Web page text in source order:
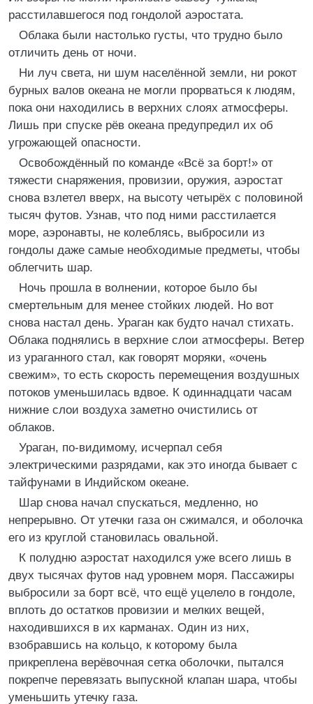
расстилавшегося под гондолой аэростата.
Облака были настолько густы, что трудно было
отличить день от ночи.
Ни луч света, ни шум населённой земли, ни рокот
бурных валов океана не могли прорваться к людям,
пока они находились в верхних слоях атмосферы.
Лишь при спуске рёв океана предупредил их об
угрожающей опасности.
Освобождённый по команде «Всё за борт!» от
тяжести снаряжения, провизии, оружия, аэростат
снова взлетел вверх, на высоту четырёх с половиной
тысяч футов. Узнав, что под ними расстилается
море, аэронавты, не колеблясь, выбросили из
гондолы даже самые необходимые предметы, чтобы
облегчить шар.
Ночь прошла в волнении, которое было бы
смертельным для менее стойких людей. Но вот
снова настал день. Ураган как будто начал стихать.
Облака поднялись в верхние слои атмосферы. Ветер
из ураганного стал, как говорят моряки, «очень
свежим», то есть скорость перемещения воздушных
потоков уменьшилась вдвое. К одиннадцати часам
нижние слои воздуха заметно очистились от
облаков.
Ураган, по-видимому, исчерпал себя
электрическими разрядами, как это иногда бывает с
тайфунами в Индийском океане.
Шар снова начал спускаться, медленно, но
непрерывно. От утечки газа он сжимался, и оболочка
его из круглой становилась овальной.
К полудню аэростат находился уже всего лишь в
двух тысячах футов над уровнем моря. Пассажиры
выбросили за борт всё, что ещё уцелело в гондоле,
вплоть до остатков провизии и мелких вещей,
находившихся в их карманах. Один из них,
взобравшись на кольцо, к которому была
прикреплена верёвочная сетка оболочки, пытался
покрепче перевязать выпускной клапан шара, чтобы
уменьшить утечку газа.